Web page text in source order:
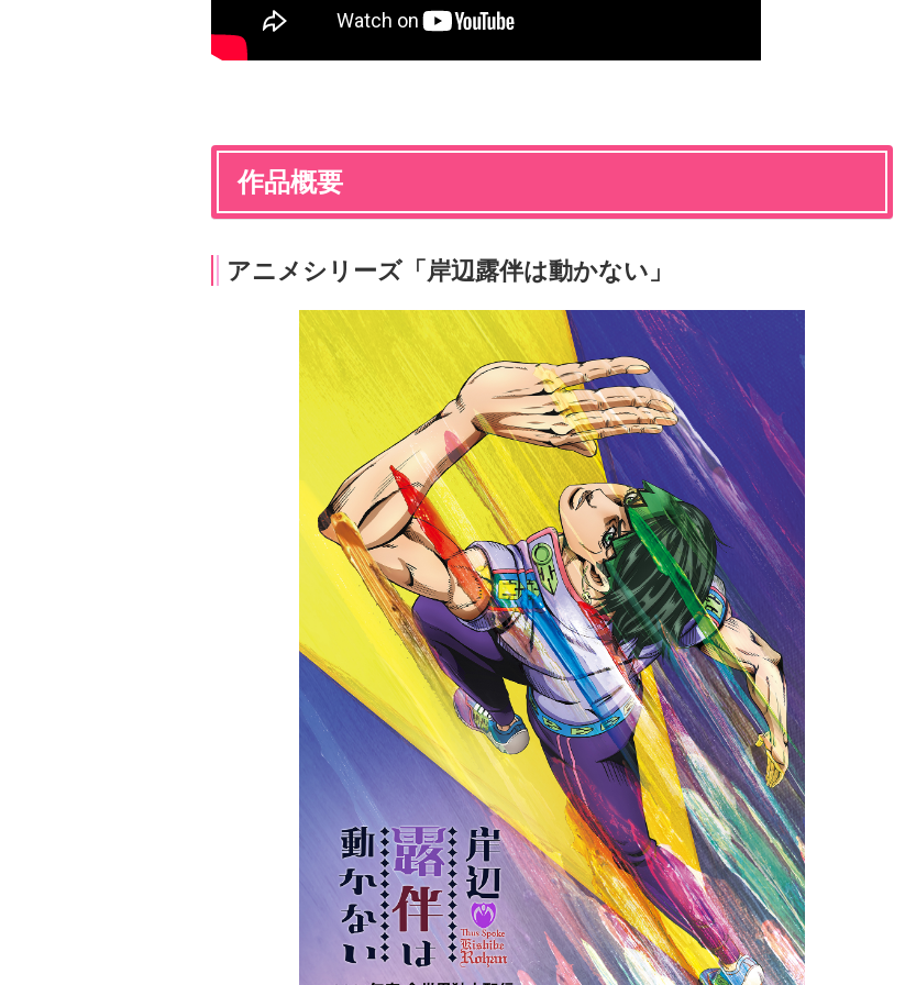
作品概要
アニメシリーズ「岸辺露伴は動かない」